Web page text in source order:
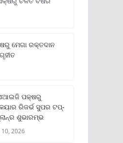
ମେଗା ରକ୍ତଦାନ
ଏଆଇଜି ପକ୍ଷରୁ
ରିଜର୍ଭ ସୁପର ଟପ୍‌-
ଶୁଭାରମ୍ଭ
10, 2026